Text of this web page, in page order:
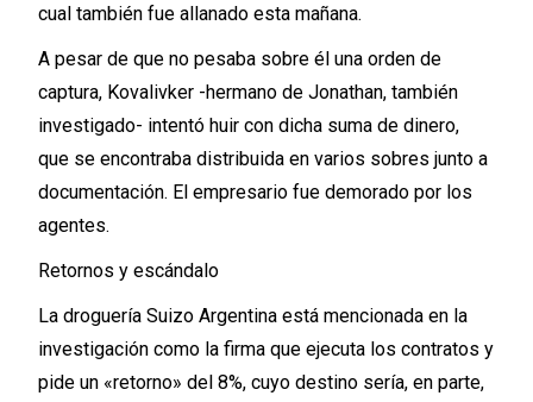
cual también fue allanado esta mañana.
A pesar de que no pesaba sobre él una orden de
captura, Kovalivker -hermano de Jonathan, también
investigado- intentó huir con dicha suma de dinero,
que se encontraba distribuida en varios sobres junto a
documentación. El empresario fue demorado por los
agentes.
Retornos y escándalo
La droguería Suizo Argentina está mencionada en la
investigación como la firma que ejecuta los contratos y
pide un «retorno» del 8%, cuyo destino sería, en parte,